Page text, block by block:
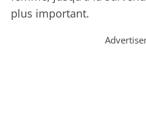
plus important.